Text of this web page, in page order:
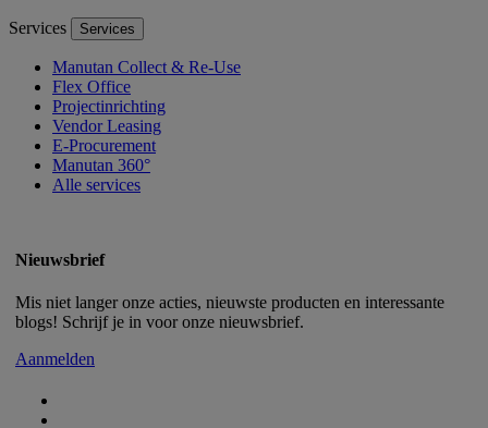
Services Services
Manutan Collect & Re-Use
Flex Office
Projectinrichting
Vendor Leasing
E-Procurement
Manutan 360°
Alle services
Nieuwsbrief
Mis niet langer onze acties, nieuwste producten en interessante
blogs! Schrijf je in voor onze nieuwsbrief.
Aanmelden